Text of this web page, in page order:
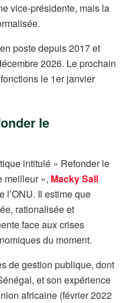
vice-présidente, mais la
poste depuis 2017 et
2026. Le prochain
le 1er janvier
le
intitulé « Refonder le
meilleur », Macky Sall
l’ONU. Il estime que
rationalisée et
face aux crises
du moment.
de gestion publique, dont
et son expérience
africaine (février 2022